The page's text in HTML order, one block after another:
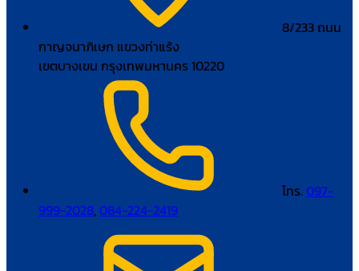
8/233 ถนน
กาญจนาภิเษก แขวงท่าแร้ง
เขตบางเขน กรุงเทพมหานคร 10220
โทร. 097-
999-2028,084-224-2419